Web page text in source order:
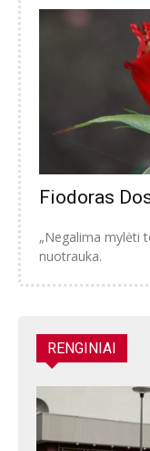
Fiodoras
„Negalima mylėti
nuotrauka.
RENGINIAI